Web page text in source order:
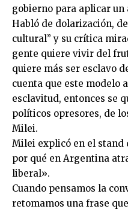
gobierno para aplicar
Habló de dolarización,
cultural” y su crítica
gente quiere vivir del
quiere más ser esclavo
cuenta que este modelo
esclavitud, entonces se
políticos opresores, de
Milei.
Milei explicó en el stand
por qué en Argentina
liberal».
Cuando pensamos la
retomamos una frase